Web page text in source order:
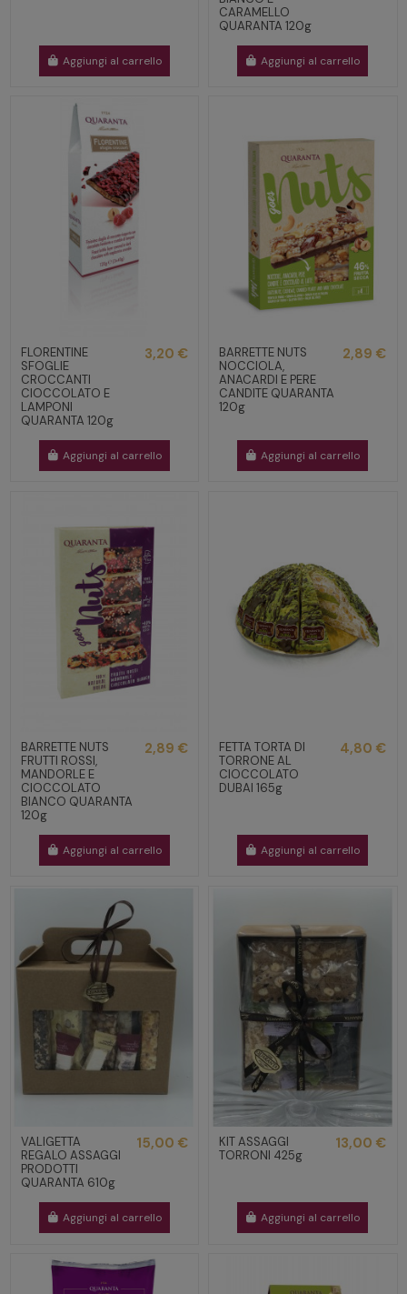
Aggiungi al carrello
CARAMELLO
QUARANTA 120g
Aggiungi al carrello
FLORENTINE
SFOGLIE
CROCCANTI
CIOCCOLATO E
LAMPONI
QUARANTA 120g
3,20 €
Aggiungi al carrello
BARRETTE NUTS
NOCCIOLA,
ANACARDI E PERE
CANDITE QUARANTA
120g
2,89 €
Aggiungi al carrello
BARRETTE NUTS
FRUTTI ROSSI,
MANDORLE E
CIOCCOLATO
BIANCO QUARANTA
120g
2,89 €
Aggiungi al carrello
FETTA TORTA DI
TORRONE AL
CIOCCOLATO
DUBAI 165g
4,80 €
Aggiungi al carrello
VALIGETTA
REGALO ASSAGGI
PRODOTTI
QUARANTA 610g
15,00 €
Aggiungi al carrello
KIT ASSAGGI
TORRONI 425g
13,00 €
Aggiungi al carrello